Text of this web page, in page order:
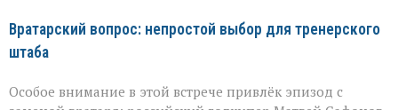
Вратарский вопрос: непростой выбор для тренерского
штаба
Особое внимание в этой встрече привлёк эпизод с